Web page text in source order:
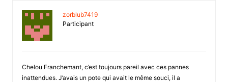
zorblub7419
Participant
Chelou Franchemant, c’est toujours pareil avec ces pannes
inattendues. J’avais un pote qui avait le même souci, il a